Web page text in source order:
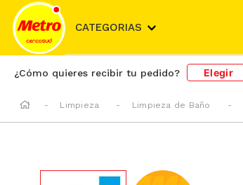
CATEGORIAS
¿Cómo quieres recibir tu pedido? Elegir
Limpieza Limpieza de Baño